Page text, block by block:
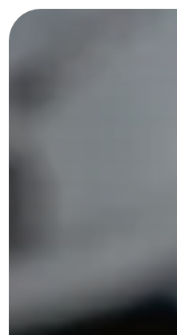
Panneau de gestion des cookies